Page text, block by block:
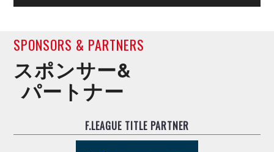
SPONSORS & PARTNERS
スポンサー&
パートナー
F.LEAGUE TITLE PARTNER